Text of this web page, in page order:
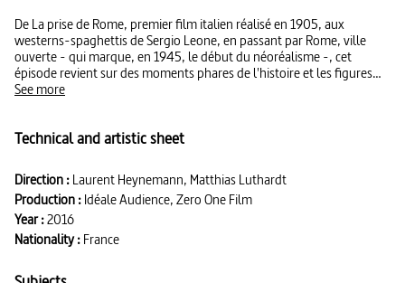
De La prise de Rome, premier film italien réalisé en 1905, aux
westerns-spaghettis de Sergio Leone, en passant par Rome, ville
ouverte - qui marque, en 1945, le début du néoréalisme -, cet
épisode revient sur des moments phares de l'histoire et les figures
emblématiques de la cinématographie italienne, qui a laissé une
programme : - un événement : 12 septembre 1964, sortie du film Per
naissance du western italien - une personnalité : Pinocchio,
personnage créé par Carlo Collodi en 1881 - un film : Roma Città
Apertta (Rome, ville ouverte) de Roberto Rossellini (1945) - une date
: 16 septembre 1905, sortie de La Presa di Roma (La prise de Rome),
de Filoteo Alberini, premier film (muet) produit en Italie,
commémorant l'annexion de Rome au royaume d'Italie - la séquence
See more
Technical and artistic sheet
Direction :Laurent Heynemann, Matthias Luthardt
Production :Idéale Audience, Zero One Film
Year :2016
Nationality :France